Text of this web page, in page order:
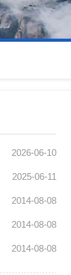
2026-06-10
2025-06-11
2014-08-08
2014-08-08
2014-08-08